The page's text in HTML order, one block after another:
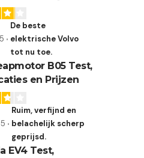
De beste
elektrische Volvo
tot nu toe.
B05 Test,
en Prijzen
Ruim, verfijnd en
belachelijk scherp
geprijsd.
EV4 Test,